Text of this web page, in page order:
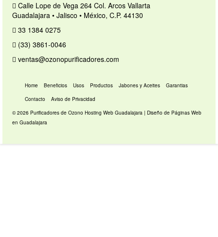
Calle Lope de Vega 264 Col. Arcos Vallarta
Guadalajara • Jalisco • México, C.P. 44130
33 1384 0275
(33) 3861-0046
ventas@ozonopurificadores.com
Home Beneficios Usos Productos Jabones y Aceites
Garantias
Contacto
Aviso de Privacidad
© 2026 Purificadores de Ozono Hosting Web Guadalajara | Diseño de Páginas Web
en Guadalajara